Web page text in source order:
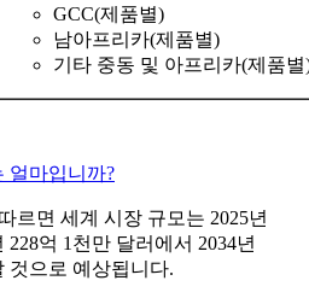
GCC(제품별)
남아프리카(제품별)
기타 중동 및 아프리카(제품별
얼마입니까?
르면 세계 시장 규모는 2025년
228억 1천만 달러에서 2034년
것으로 예상됩니다.